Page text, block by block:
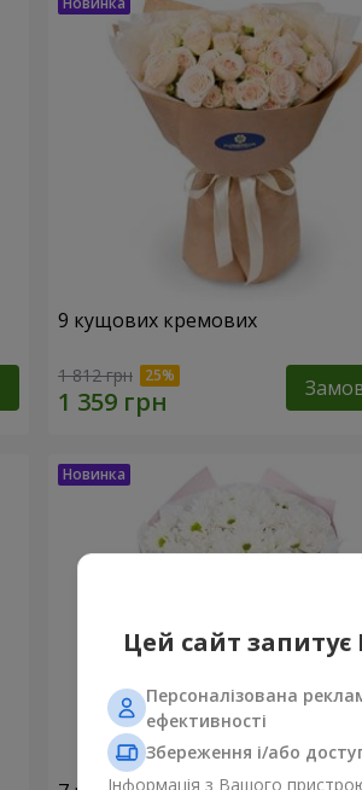
9 кущових кремових
1 812 грн
Цей сайт
Персоналізована
ефективності
Збереження і/або
Інформація з Вашого